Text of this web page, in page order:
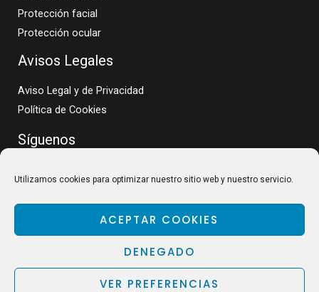
Utilizamos cookies para optimizar nuestro sitio web y nuestro servicio.
ACEPTAR COOKIES
DENEGADO
VER PREFERENCIAS
Protección facial
Protección ocular
Avisos Legales
Aviso Legal y de Privacidad
Política de Cookies
Síguenos